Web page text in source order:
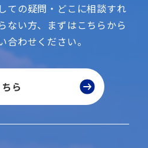
ての疑問・どこに相談すれ
ない方、
まずはこちらから
合わせください。
ら